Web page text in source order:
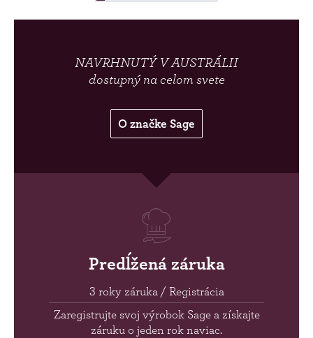
NAVRHNUTÝ V AUSTRÁLII
dostupný na celom svete
O značke Sage
Predĺžená záruka
3 roky záruka / Registrácia
Zaregistrujte svoj výrobok Sage a získajte
záruku o jeden rok naviac.